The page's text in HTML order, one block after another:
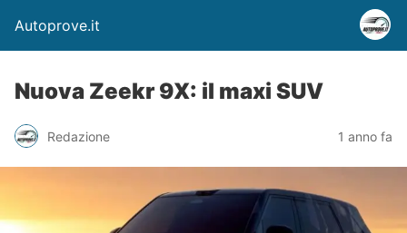
Autoprove.it
Nuova Zeekr 9X: il maxi SUV
Redazione 1 anno fa